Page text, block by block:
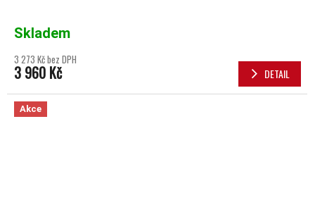
Skladem
3 273 Kč bez DPH
3 960 Kč DETAIL
Akce